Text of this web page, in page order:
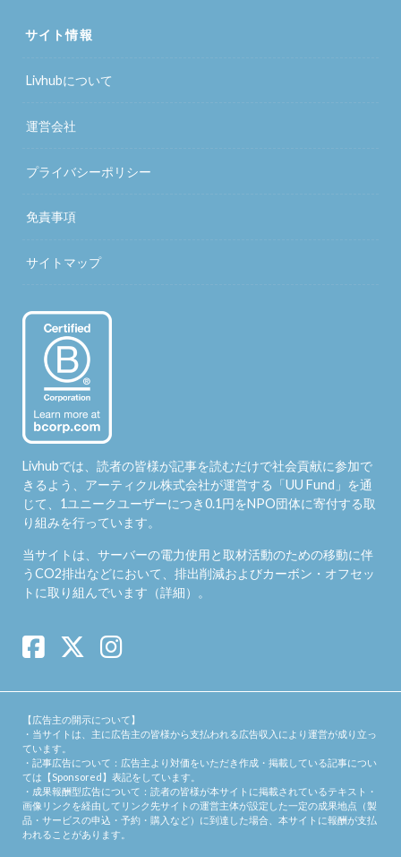
サイト情報
Livhubについて
運営会社
プライバシーポリシー
免責事項
サイトマップ
Livhubでは、読者の皆様が記事を読むだけで社会貢献に参加で
きるよう、アーティクル株式会社が運営する「 UU Fund 」を通
じて、1ユニークユーザーにつき0.1円をNPO団体に寄付する取
り組みを行っています。
当サイトは、サーバーの電力使用と取材活動のための移動に伴
うCO2排出などにおいて、排出削減およびカーボン・オフセッ
トに取り組んでいます（詳細）。
【広告主の開示について】
・当サイトは、主に広告主の皆様から支払われる広告収入により運営が成り立っ
ています。
・記事広告について：広告主より対価をいただき作成・掲載している記事につい
ては【Sponsored】表記をしています。
・成果報酬型広告について：読者の皆様が本サイトに掲載されているテキスト・
画像リンクを経由してリンク先サイトの運営主体が設定した一定の成果地点（製
品・サービスの申込・予約・購入など）に到達した場合、本サイトに報酬が支払
われることがあります。